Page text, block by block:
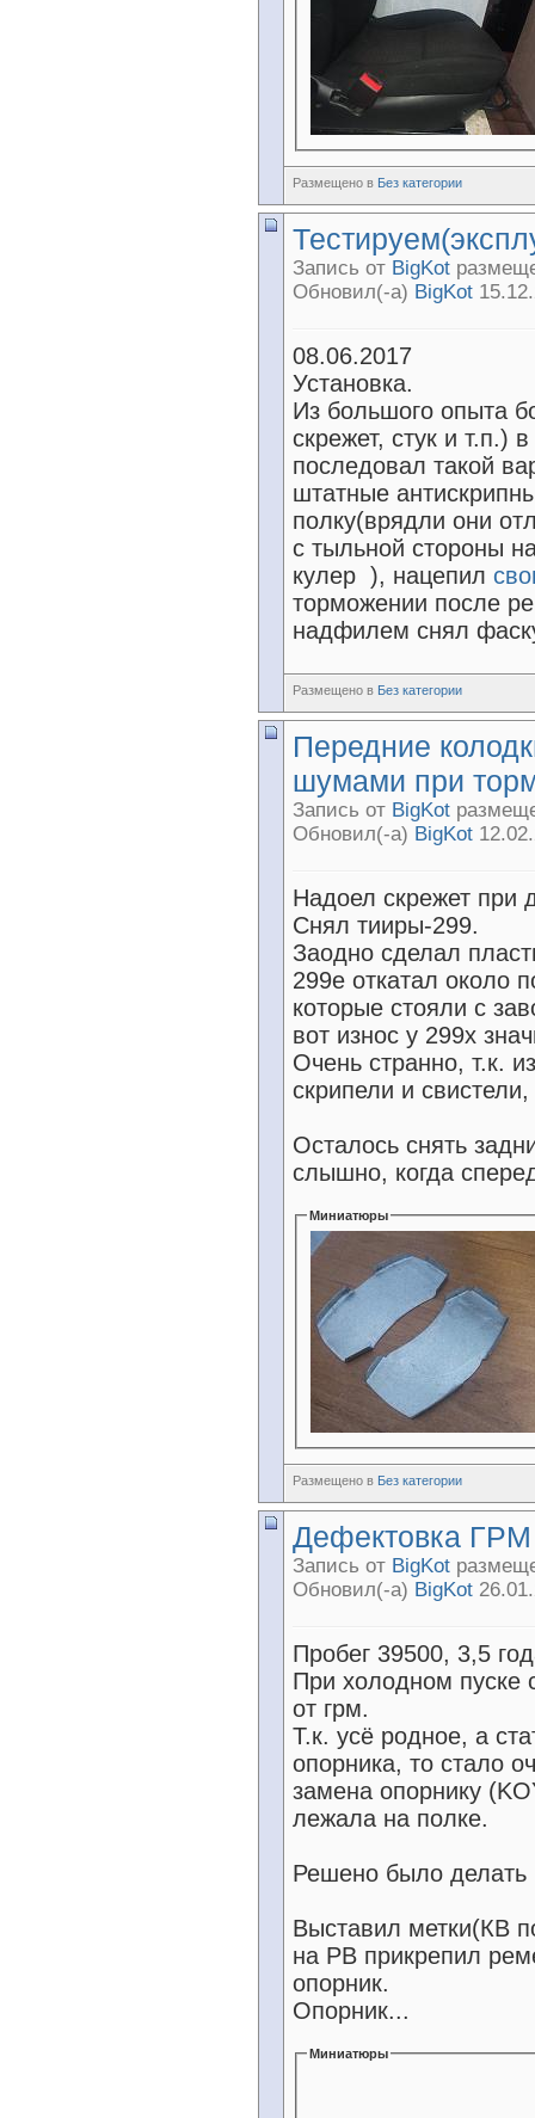
Размещено в Без категории
Запись от BigKot
Обновил(-а) BigKot
08.06.2017
Установка.
Из большого опыта
скрежет, стук и т.п.)
последовал такой
штатные
полку(врядли они
с тыльной стороны
кулер ), нацепил
торможении после
надфилем снял
Размещено в Без категории
Передние
шумами при
Запись от BigKot
Обновил(-а) BigKot
Надоел скрежет при
Снял тииры-299.
Заодно сделал
299е откатал около
которые стояли с
вот износ у 299х
Очень странно, т.к.
скрипели и
Осталось снять
слышно, когда
Миниатюры
Размещено в Без категории
Дефектовка ГРМ
Запись от BigKot
Обновил(-а) BigKot
Пробег 39500, 3,5
При холодном пуске
от грм.
Т.к. усё родное, а
опорника, то стало
замена опорнику
лежала на полке.
Решено было
Выставил метки(КВ
на РВ прикрепил
опорник.
Опорник...
Миниатюры